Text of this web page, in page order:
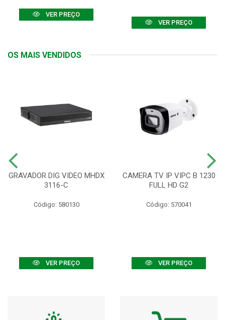
VER PREÇO
VER PREÇO
OS MAIS VENDIDOS
GRAVADOR DIG VIDEO MHDX
3116-C
Código: 580130
VER PREÇO
CAMERA TV IP VIPC B 1230
FULL HD G2
Código: 570041
VER PREÇO